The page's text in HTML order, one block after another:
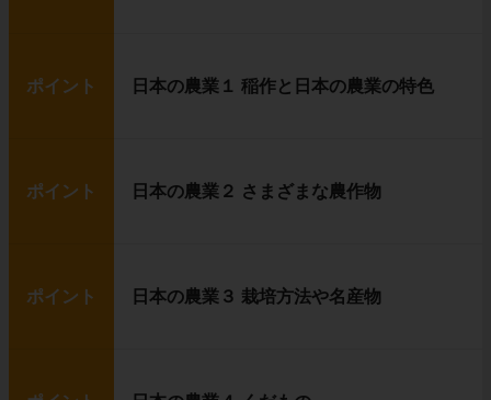
ポイント 日本の農業１ 稲作と日本の農業の特色
ポイント 日本の農業２ さまざまな農作物
ポイント 日本の農業３ 栽培方法や名産物